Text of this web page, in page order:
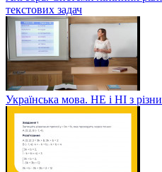
текстових задач
Українська мова. НЕ і НІ з